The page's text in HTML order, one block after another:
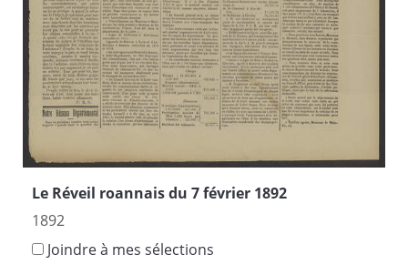
Le Réveil roannais du 7 février 1892
1892
Joindre à mes sélections